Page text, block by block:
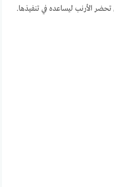
الأرنب ليساعده في تنفيذها.